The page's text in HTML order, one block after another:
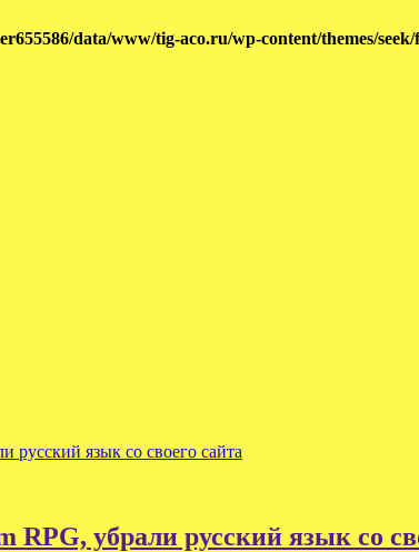
data/www/tig-aco.ru/wp-content/themes/
русский язык со своего сайта
RPG, убрали русский язык со